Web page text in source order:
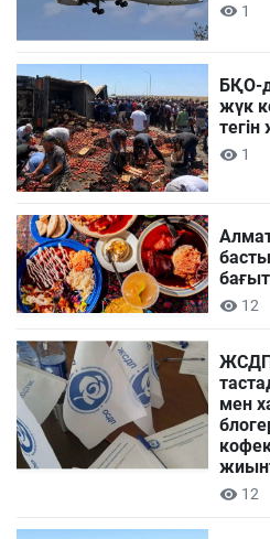
1
БҚО-
жүк
1
12
ЖСДП
мен
12